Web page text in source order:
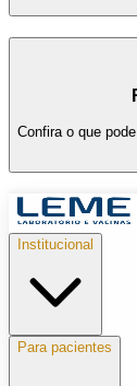
Confira o que
Institucional
Para pacientes